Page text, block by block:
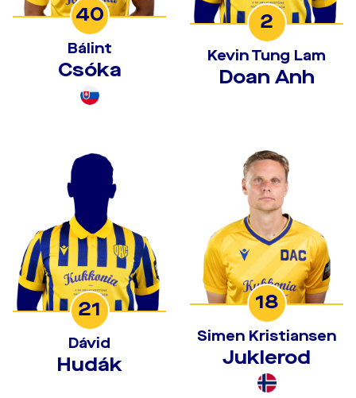
40
Bálint
Csóka
2
Kevin Tung Lam
Doan Anh
21
Dávid
Hudák
18
Simen Kristiansen
Juklerod